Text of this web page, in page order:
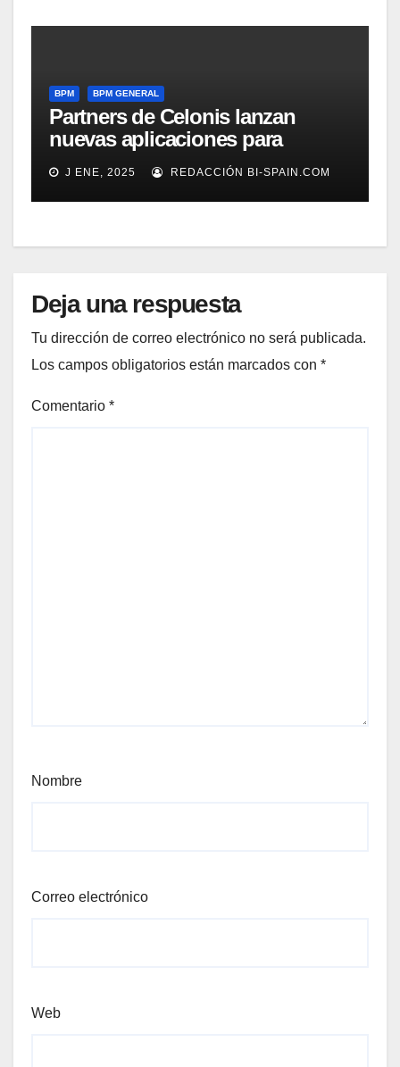
BPM BPM GENERAL
Partners de Celonis lanzan
nuevas aplicaciones para
automarizar migración a SAP o
Gestión de Reclamaciones en
Seguros
J ENE, 2025 REDACCIÓN BI-SPAIN.COM
Deja una respuesta
Tu dirección de correo electrónico no será publicada.
Los campos obligatorios están marcados con *
Comentario *
Nombre
Correo electrónico
Web